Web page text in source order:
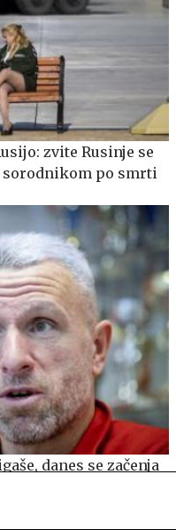
zvite Rusinje se
po smrti
danes se začenja